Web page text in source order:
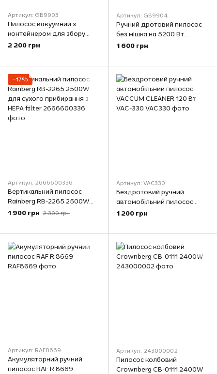
Артикул: GB9903
Пилосос вакуумний з
контейнером для збору
пилу на 3 л GOLDBERG GB-
2 200 грн
Артикул: GB9904
Ручний дротовий пилосос
без мішка на 5200 Вт
GOLDBERG GB-9904
1 600 грн
−17%
Артикул: 2666600336
Вертикальний пилосос
Rainberg RB-2265 2500W
для сухого прибирання з
1 900 грн 2 300 грн
Артикул: VAC330
Бездротовий ручний
автомобільний пилосос
VACCUM CLEANER 120 Вт
1 200 грн
Артикул: RAF8669
Акумуляторний ручний
пилосос RAF R.8669
Артикул: 243000002
Пилосос колбовий
Crownberg CB-0111 2400W